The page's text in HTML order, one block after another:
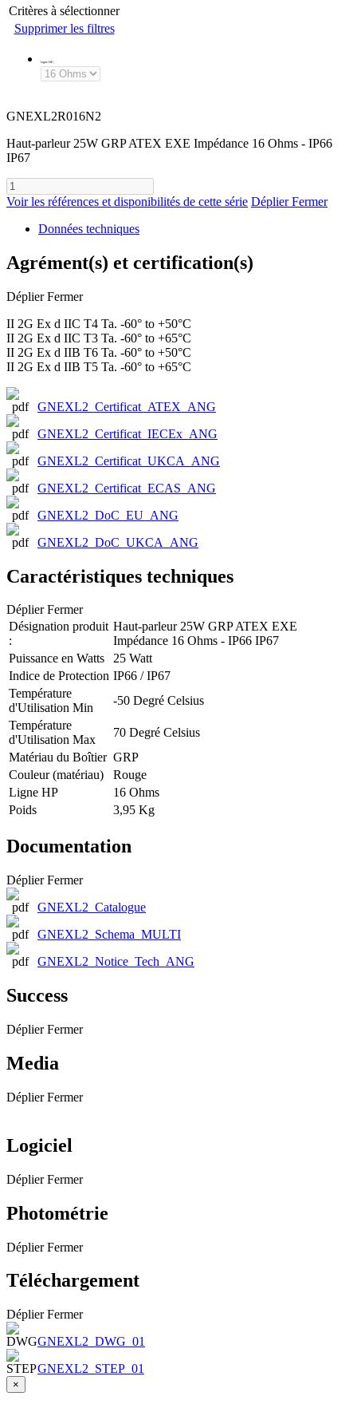
Critères à sélectionner
Supprimer les filtres
Ligne HP :
GNEXL2R016N2
Haut-parleur 25W GRP ATEX EXE Impédance 16 Ohms - IP66
IP67
Voir les références et disponibilités de cette série Déplier Fermer
Données techniques
Agrément(s) et certification(s)
Déplier Fermer
II 2G Ex d IIC T4 Ta. -60° to +50°C
II 2G Ex d IIC T3 Ta. -60° to +65°C
II 2G Ex d IIB T6 Ta. -60° to +50°C
II 2G Ex d IIB T5 Ta. -60° to +65°C
GNEXL2_Certificat_ATEX_ANG
GNEXL2_Certificat_IECEx_ANG
GNEXL2_Certificat_UKCA_ANG
GNEXL2_Certificat_ECAS_ANG
GNEXL2_DoC_EU_ANG
GNEXL2_DoC_UKCA_ANG
Caractéristiques techniques
Déplier Fermer
Désignation produit
:
Haut-parleur 25W GRP ATEX EXE
Impédance 16 Ohms - IP66 IP67
Puissance en Watts
25 Watt
Indice de Protection IP66 / IP67
Température
d'Utilisation Min
-50 Degré Celsius
Température
d'Utilisation Max
70 Degré Celsius
Matériau du Boîtier GRP
Couleur (matériau)
Rouge
Ligne HP
16 Ohms
Poids
3,95 Kg
Documentation
Déplier Fermer
GNEXL2_Catalogue
GNEXL2_Schema_MULTI
GNEXL2_Notice_Tech_ANG
Success
Déplier Fermer
Media
Déplier Fermer
Logiciel
Déplier Fermer
Photométrie
Déplier Fermer
Téléchargement
Déplier Fermer
GNEXL2_DWG_01
GNEXL2_STEP_01
×